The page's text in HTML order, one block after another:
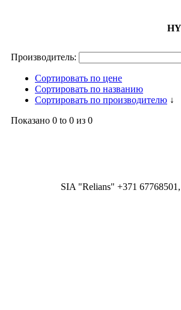
Производитель:
Сортировать по цене
Сортировать по названию
Сортировать по производителю ↓
Показано 0 to 0 из 0
SIA "Relians" +371